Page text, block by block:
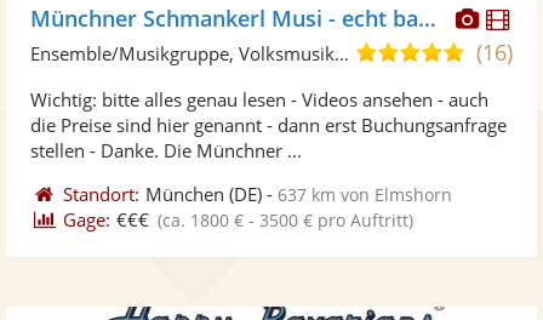
Fotos
Münchner Schmankerl Musi - echt bayrisch
5,0
5
Sternen
(16)
Ensemble/Musikgruppe, Volksmusik-Trio
Wichtig: bitte alles genau lesen - Videos ansehen - auch
die Preise sind hier genannt - dann erst Buchungsanfrage
stellen - Danke. Die Münchner ...
Standort: München (DE) -637 km von Elmshorn
Gage: €€€ (ca. 1800 € - 3500 € pro Auftritt)